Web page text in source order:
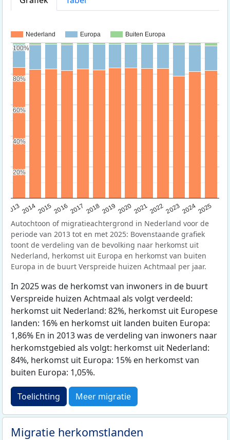
Nederland Europa Buiten Europa
20132014201520162017 20182019 202020212022202320242025
20%
20%
40%
40%
60%
60%
80%
80%
100%
100%
Autochtoon of migratieachtergrond in Nederland voor de
periode van 2013 tot en met 2025: Bovenstaande grafiek
toont de verdeling van de bevolking naar herkomst uit
Nederland, herkomst uit Europa en herkomst van buiten
Europa in de buurt Verspreide huizen Achtmaal per jaar.
In 2025 was de herkomst van inwoners in de buurt
Verspreide huizen Achtmaal als volgt verdeeld:
herkomst uit Nederland: 82%, herkomst uit Europese
landen: 16% en herkomst uit landen buiten Europa:
1,86% En in 2013 was de verdeling van inwoners naar
herkomstgebied als volgt: herkomst uit Nederland:
84%, herkomst uit Europa: 15% en herkomst van
buiten Europa: 1,05%.
Toelichting Meer migratie
Migratie herkomstlanden